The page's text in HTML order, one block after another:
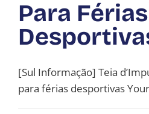
Para Férias
[Sul Informação] Teia
para férias desportivas